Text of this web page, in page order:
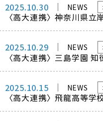
2025.10.30 NEWS
〈高大連携〉神奈川県
2025.10.29 NEWS
〈高大連携〉三島学園
2025.10.15 NEWS
〈高大連携〉飛龍高等